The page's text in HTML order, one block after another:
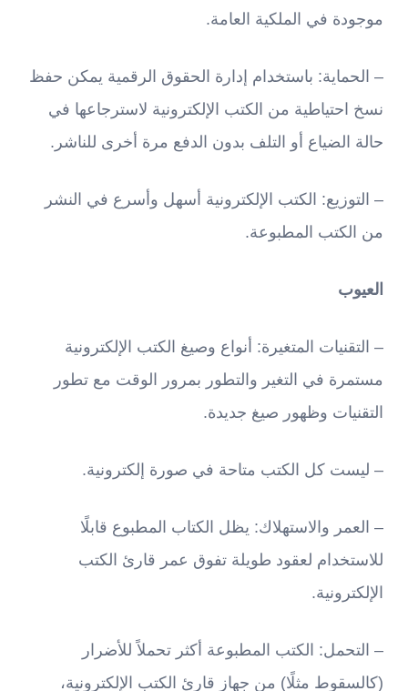
موجودة في الملكية العامة.
– الحماية: باستخدام إدارة الحقوق الرقمية يمكن حفظ
نسخ احتياطية من الكتب الإلكترونية لاسترجاعها في
حالة الضياع أو التلف بدون الدفع مرة أخرى للناشر.
– التوزيع: الكتب الإلكترونية أسهل وأسرع في النشر
من الكتب المطبوعة.
العيوب
– التقنيات المتغيرة: أنواع وصيغ الكتب الإلكترونية
مستمرة في التغير والتطور بمرور الوقت مع تطور
التقنيات وظهور صيغ جديدة.
– ليست كل الكتب متاحة في صورة إلكترونية.
– العمر والاستهلاك: يظل الكتاب المطبوع قابلًا
للاستخدام لعقود طويلة تفوق عمر قارئ الكتب
الإلكترونية.
– التحمل: الكتب المطبوعة أكثر تحملاً للأضرار
(كالسقوط مثلًا) من جهاز قارئ الكتب الإلكترونية،